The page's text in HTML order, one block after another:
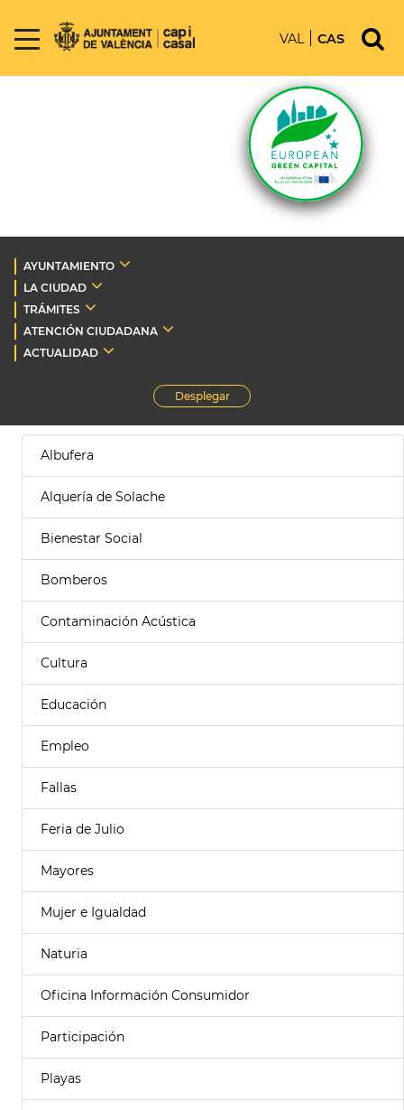
VAL CAS
AYUNTAMIENTO
LA CIUDAD
TRÁMITES
ATENCIÓN CIUDADANA
ACTUALIDAD
Desplegar
Albufera
Alquería de Solache
Bienestar Social
Bomberos
Contaminación Acústica
Cultura
Educación
Empleo
Fallas
Feria de Julio
Mayores
Mujer e Igualdad
Naturia
Oficina Información Consumidor
Participación
Playas